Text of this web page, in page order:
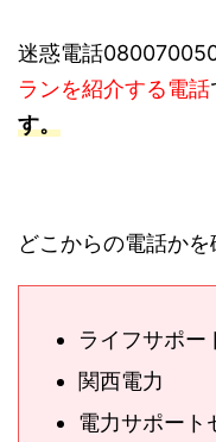
迷惑電話
ランを紹介する電話
す。
どこからの電話かを
ライフサポー
関西電力
電力サポート